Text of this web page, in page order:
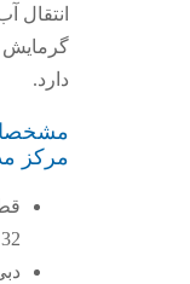
انتقال
گرمایش
دارد.
مرکز مدل 315-80
32 میلی متر